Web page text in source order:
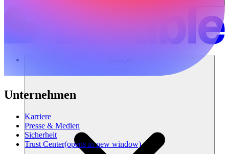
Unternehmen
Karriere
Presse & Medien
Sicherheit
Trust Center(opens in new window)